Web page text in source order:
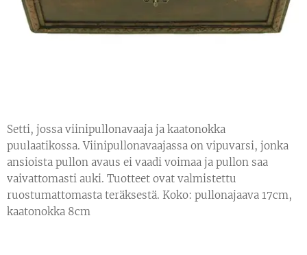
Setti, jossa viinipullonavaaja ja kaatonokka
puulaatikossa. Viinipullonavaajassa on vipuvarsi, jonka
ansioista pullon avaus ei vaadi voimaa ja pullon saa
vaivattomasti auki. Tuotteet ovat valmistettu
ruostumattomasta teräksestä. Koko: pullonajaava 17cm,
kaatonokka 8cm